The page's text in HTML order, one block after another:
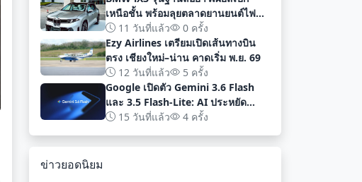
เหนือชั้น พร้อมลุยตลาดยานยนต์ไฟฟ้า
จีนด้วยระยะทาง 919 กม
11 วันที่แล้ว
0 ครั้ง
Ezy Airlines เตรียมเปิดเส้นทางบิน
ตรง เชียงใหม่–น่าน คาดเริ่ม พ.ย. 69
12 วันที่แล้ว
5 ครั้ง
Google เปิดตัว Gemini 3.6 Flash
และ 3.5 Flash-Lite: AI ประหยัด
ต้นทุน ประสิทธิภาพสูง สำหรับนัก
15 วันที่แล้ว 4 ครั้ง
ข่าวยอดนิยม